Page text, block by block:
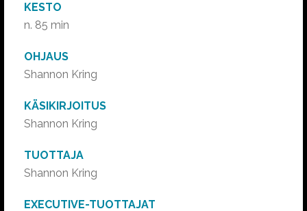
KESTO
n. 85 min
OHJAUS
Shannon Kring
KÄSIKIRJOITUS
Shannon Kring
TUOTTAJA
Shannon Kring
EXECUTIVE-TUOTTAJAT